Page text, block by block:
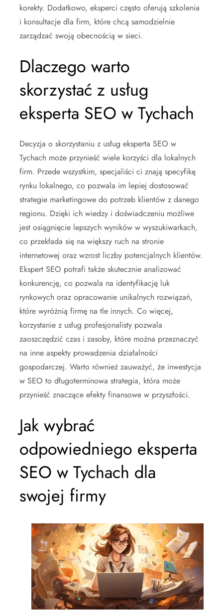
korekty. Dodatkowo, eksperci często oferują szkolenia
i konsultacje dla firm, które chcą samodzielnie
zarządzać swoją obecnością w sieci.
Dlaczego warto
skorzystać z usług
eksperta SEO w Tychach
Decyzja o skorzystaniu z usług eksperta SEO w
Tychach może przynieść wiele korzyści dla lokalnych
firm. Przede wszystkim, specjaliści ci znają specyfikę
rynku lokalnego, co pozwala im lepiej dostosować
strategie marketingowe do potrzeb klientów z danego
regionu. Dzięki ich wiedzy i doświadczeniu możliwe
jest osiągnięcie lepszych wyników w wyszukiwarkach,
co przekłada się na większy ruch na stronie
internetowej oraz wzrost liczby potencjalnych klientów.
Ekspert SEO potrafi także skutecznie analizować
konkurencję, co pozwala na identyfikację luk
rynkowych oraz opracowanie unikalnych rozwiązań,
które wyróżnią firmę na tle innych. Co więcej,
korzystanie z usług profesjonalisty pozwala
zaoszczędzić czas i zasoby, które można przeznaczyć
na inne aspekty prowadzenia działalności
gospodarczej. Warto również zauważyć, że inwestycja
w SEO to długoterminowa strategia, która może
przynieść znaczące efekty finansowe w przyszłości.
Jak wybrać
odpowiedniego eksperta
SEO w Tychach dla
swojej firmy